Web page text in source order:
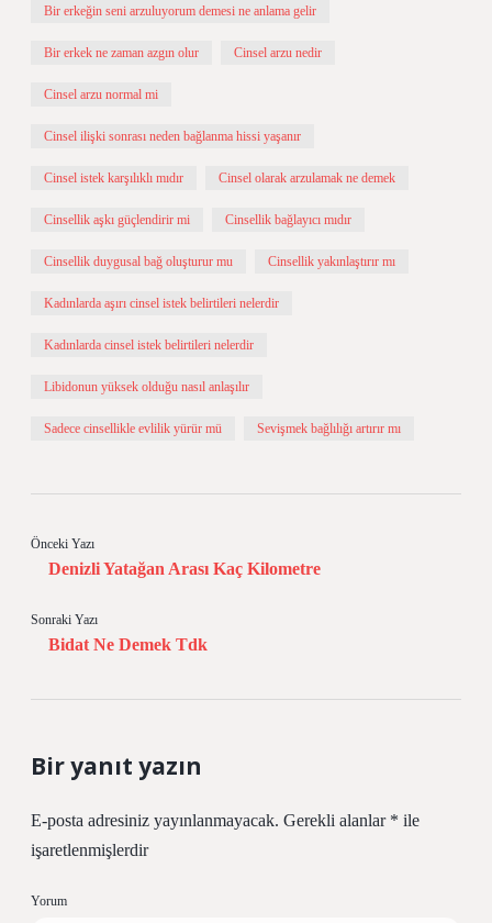
Bir erkeğin seni arzuluyorum demesi ne anlama gelir
Bir erkek ne zaman azgın olur Cinsel arzu nedir
Cinsel arzu normal mi
Cinsel ilişki sonrası neden bağlanma hissi yaşanır
Cinsel istek karşılıklı mıdır Cinsel olarak arzulamak ne demek
Cinsellik aşkı güçlendirir mi Cinsellik bağlayıcı mıdır
Cinsellik duygusal bağ oluşturur mu Cinsellik yakınlaştırır mı
Kadınlarda aşırı cinsel istek belirtileri nelerdir
Kadınlarda cinsel istek belirtileri nelerdir
Libidonun yüksek olduğu nasıl anlaşılır
Sadece cinsellikle evlilik yürür mü Sevişmek bağlılığı artırır mı
Önceki Yazı
Denizli Yatağan Arası Kaç Kilometre
Sonraki Yazı
Bidat Ne Demek Tdk
Bir yanıt yazın
E-posta adresiniz yayınlanmayacak. Gerekli alanlar * ile
işaretlenmişlerdir
Yorum